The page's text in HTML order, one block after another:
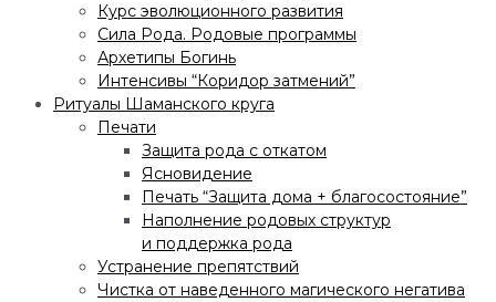
Курс эволюционного развития
Сила Рода. Родовые программы
Архетипы Богинь
Интенсивы “Коридор затмений”
Ритуалы Шаманского круга
Печати
Защита рода с откатом
Ясновидение
Печать “Защита дома + благосостояние”
Наполнение родовых структур
и поддержка рода
Устранение препятствий
Чистка от наведенного магического негатива